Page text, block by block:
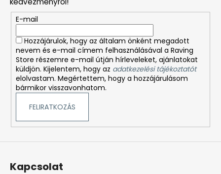
E-mail
Hozzájárulok, hogy az általam önként megadott
nevem és e-mail címem felhasználásával a Raving
Store részemre e-mail útján hírleveleket, ajánlatokat
küldjön. Kijelentem, hogy az adatkezelési tájékoztatót
elolvastam. Megértettem, hogy a hozzájárulásom
bármikor visszavonhatom.
FELIRATKOZÁS
Kapcsolat